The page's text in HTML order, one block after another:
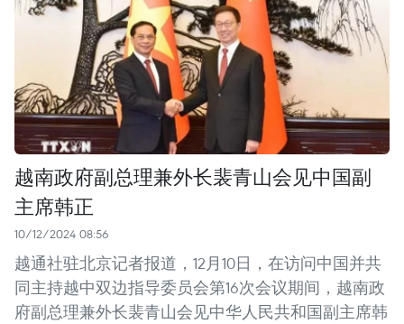
越南政府副总理兼外长裴青山会见中国副
主席韩正
10/12/2024 08:56
越通社驻北京记者报道，12月10日，在访问中国并共
同主持越中双边指导委员会第16次会议期间，越南政
府副总理兼外长裴青山会见中华人民共和国副主席韩